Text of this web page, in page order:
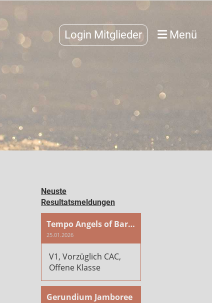
Login Mitglieder Menü
Neuste
Resultatsmeldungen
Tempo Angels of Baranya
25.01.2026
V1, Vorzüglich CAC,
Offene Klasse
Gerundium Jamboree